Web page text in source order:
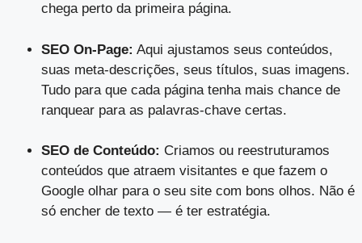
chega perto da primeira página.
SEO On-Page: Aqui ajustamos seus conteúdos,
suas meta-descrições, seus títulos, suas imagens.
Tudo para que cada página tenha mais chance de
ranquear para as palavras-chave certas.
SEO de Conteúdo: Criamos ou reestruturamos
conteúdos que atraem visitantes e que fazem o
Google olhar para o seu site com bons olhos. Não é
só encher de texto — é ter estratégia.